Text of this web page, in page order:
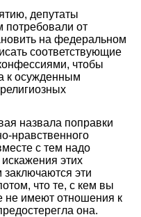
депутаты
потребовали от
на федеральном
соответствующие
чтобы
к осужденным
назвала поправки
нравственного
с тем надо
этих
эти
что те, с кем вы
не имеют отношения к
она.